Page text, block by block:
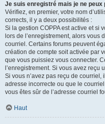
Je suis enregistré mais je ne peux
Vérifiez, en premier, votre nom
corrects, il y a deux possibilités :
Si la gestion COPPA est active et si
lors de l’enregistrement, alors vous
courriel. Certains forums peuvent
création de compte soit activée par
que vous puissiez vous connecter.
l’enregistrement. Si vous avez reçu
Si vous n’avez pas reçu de
adresse incorrecte ou que le
vous êtes sûr de l’adresse courriel
Haut